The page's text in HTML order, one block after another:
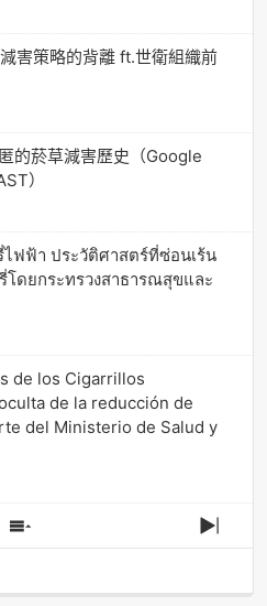
害策略的背離 ft.世衛組織前
的菸草減害歷史（Google
）
ฟฟ้า ประวัติศาสตร์ที่ซ่อนเร้น
ดยกระทรวงสาธารณสุขและ
de los Cigarrillos
de la reducción de
del Ministerio de Salud y
Show
Episodes
Next